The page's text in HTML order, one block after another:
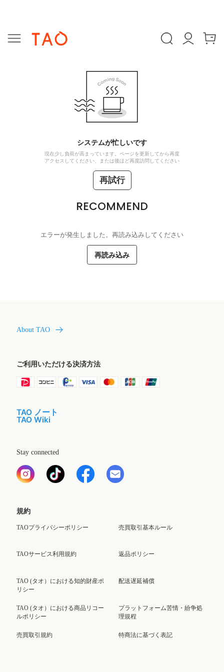
システムが忙しいです
現在少し負荷が高まっています。ページを更新してから再度
アクセスしてください、または後ほど再度訪問してください
再試行
RECOMMEND
エラーが発生しました。再読み込みしてください
再読み込み
About TAO
ご利用いただける決済方法
TAO ノート
TAO Wiki
Stay connected
規約
TAOプライバシーポリシー
TAOサービス利用規約
TAO (タオ）における知的財産ポ
リシー
TAO (タオ）における商品リコー
ルポリシー
売買取引規約
売買取引基本ルール
返品ポリシー
配送遅延補償
プラットフォーム苦情・紛争処
理規程
特商法に基づく表記